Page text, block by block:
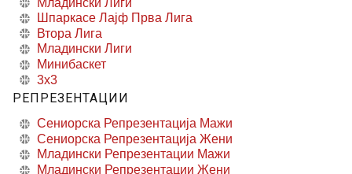
Шпаркасе Лајф Прва Лига
Втора Лига
Младински Лиги
Минибаскет
3x3
РЕПРЕЗЕНТАЦИИ
Сениорска Репрезентација Мажи
Сениорска Репрезентација Жени
Младински Репрезентации Мажи
Младински Репрезентации Жени